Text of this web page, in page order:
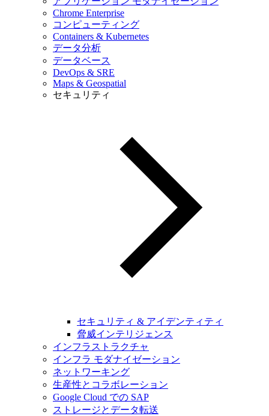
Chrome Enterprise
コンピューティング
Containers & Kubernetes
データ分析
データベース
DevOps & SRE
Maps & Geospatial
セキュリティ
セキュリティ & アイデンティティ
脅威インテリジェンス
インフラストラクチャ
インフラ モダナイゼーション
ネットワーキング
生産性とコラボレーション
Google Cloud での SAP
ストレージとデータ転送